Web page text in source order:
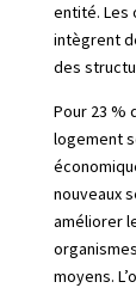
entité. Les
intègrent
des
Pour 23 %
logement
nouveaux
améliorer
moyens.